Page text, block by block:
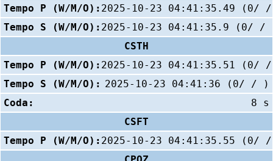
Tempo P (W/M/O): 2025-10-23 04:41:35.49 (0/
Tempo S (W/M/O): 2025-10-23 04:41:35.9 (0/ /
CSTH
Tempo P (W/M/O): 2025-10-23 04:41:35.51 (0/
Tempo S (W/M/O): 2025-10-23 04:41:36 (0/ / )
Coda:
8 s
CSFT
Tempo P (W/M/O): 2025-10-23 04:41:35.55 (0/